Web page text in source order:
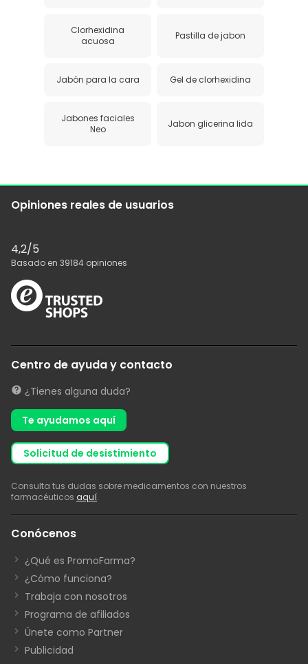
Clorhexidina
acuosa
Pastilla de jabon
Jabón para la cara Gel de clorhexidina
Jabones faciales
Neo
Jabon glicerina lida
Opiniones reales de usuarios
4,2/5
Basado en 39184 opiniones
Centro de ayuda y contacto
¿Tienes alguna duda?
Te ayudamos aquí
solicitud de desistimiento
Consulta tus dudas sobre medicamentos con nuestros
farmacéuticos aquí.
Conócenos
¿Qué es PromoFarma?
¿Cómo funciona?
Trabaja con nosotros
Programa de afiliados
Únete como Partner
Publicidad